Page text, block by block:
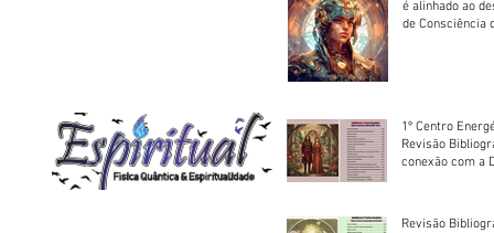
é alinhado ao
de Consciência
1º Centro
Revisão
conexão com a
Revisão